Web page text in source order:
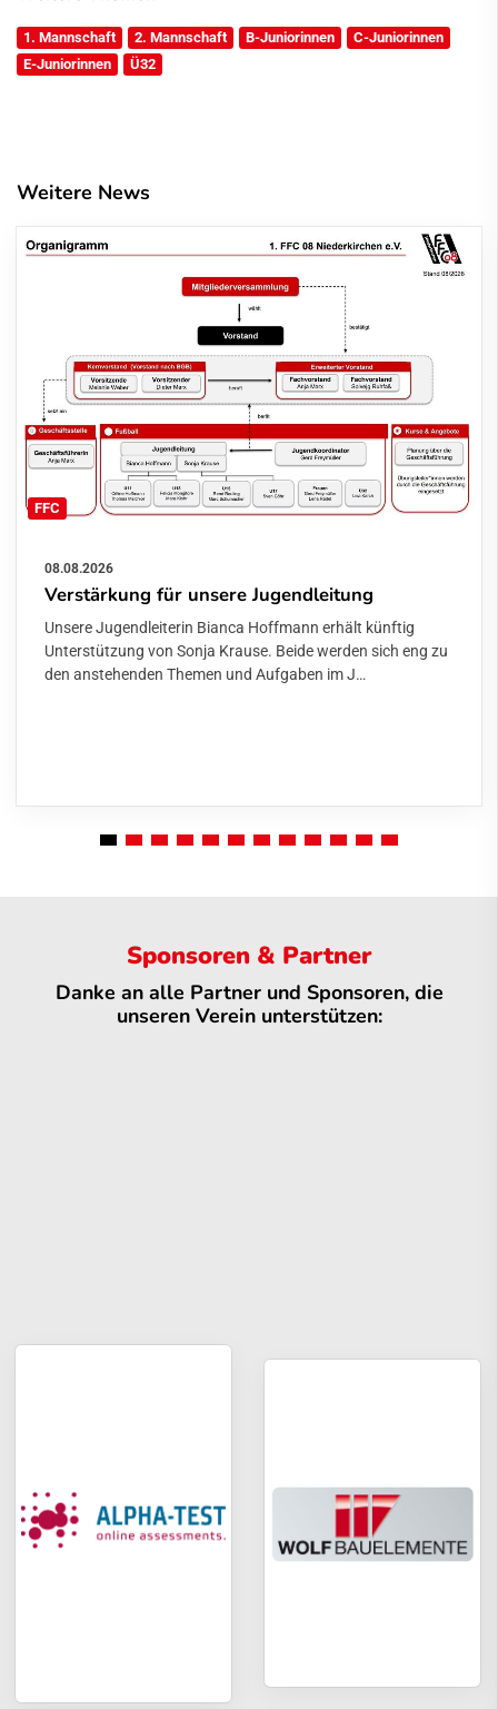
1. Mannschaft 2. Mannschaft B-Juniorinnen
C-Juniorinnen
E-Juniorinnen
Ü32
Weitere News
FFC
08.08.2026
Verstärkung für unsere Jugendleitung
Unsere Jugendleiterin Bianca Hoffmann erhält künftig
Unterstützung von Sonja Krause. Beide werden sich eng zu
den anstehenden Themen und Aufgaben im J…
Sponsoren & Partner
Danke an alle Partner und Sponsoren, die
unseren Verein unterstützen: